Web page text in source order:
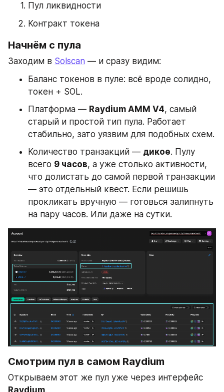
Пул ликвидности
Контракт токена
Начнём с пула
Заходим в Solscan — и сразу видим:
Баланс токенов в пуле: всё вроде солидно,
токен + SOL.
Платформа — Raydium AMM V4, самый
старый и простой тип пула. Работает
стабильно, зато уязвим для подобных схем.
Количество транзакций — дикое. Пулу
всего 9 часов, а уже столько активности,
что долистать до самой первой транзакции
— это отдельный квест. Если решишь
прокликать вручную — готовься залипнуть
на пару часов. Или даже на сутки.
Смотрим пул в самом Raydium